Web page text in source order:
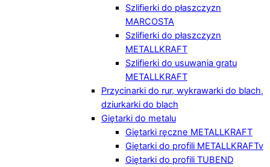
Szlifierki do płaszczyzn
MARCOSTA
Szlifierki do płaszczyzn
METALLKRAFT
Szlifierki do usuwania gratu
METALLKRAFT
Przycinarki do rur, wykrawarki do blach,
dziurkarki do blach
Giętarki do metalu
Giętarki ręczne METALLKRAFT
Giętarki do profili METALLKRAFTv
Giętarki do profili TUBEND